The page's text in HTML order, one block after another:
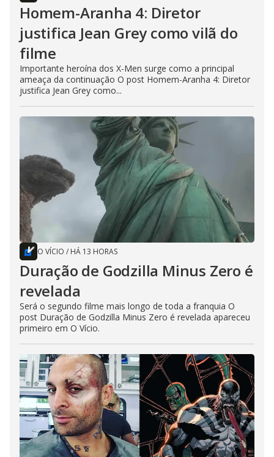
Homem-Aranha 4: Diretor
justifica Jean Grey como vilã do
filme
Importante heroína dos X-Men surge como a principal
ameaça da continuação O post Homem-Aranha 4: Diretor
justifica Jean Grey como...
O VÍCIO / HÁ 13 HORAS
Duração de Godzilla Minus Zero é
revelada
Será o segundo filme mais longo de toda a franquia O
post Duração de Godzilla Minus Zero é revelada apareceu
primeiro em O Vício.